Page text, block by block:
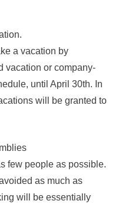
a vacation by
vacation or company-
until April 30th. In
will be granted to
few people as possible.
as much as
will be essentially